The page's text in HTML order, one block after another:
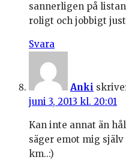
sannerligen på
roligt och jobbigt
Svara
Anki
juni 3, 2013 kl. 20:01
Kan inte annat än
säger emot mig
km..:)